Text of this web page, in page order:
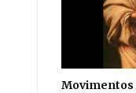
Movimentos